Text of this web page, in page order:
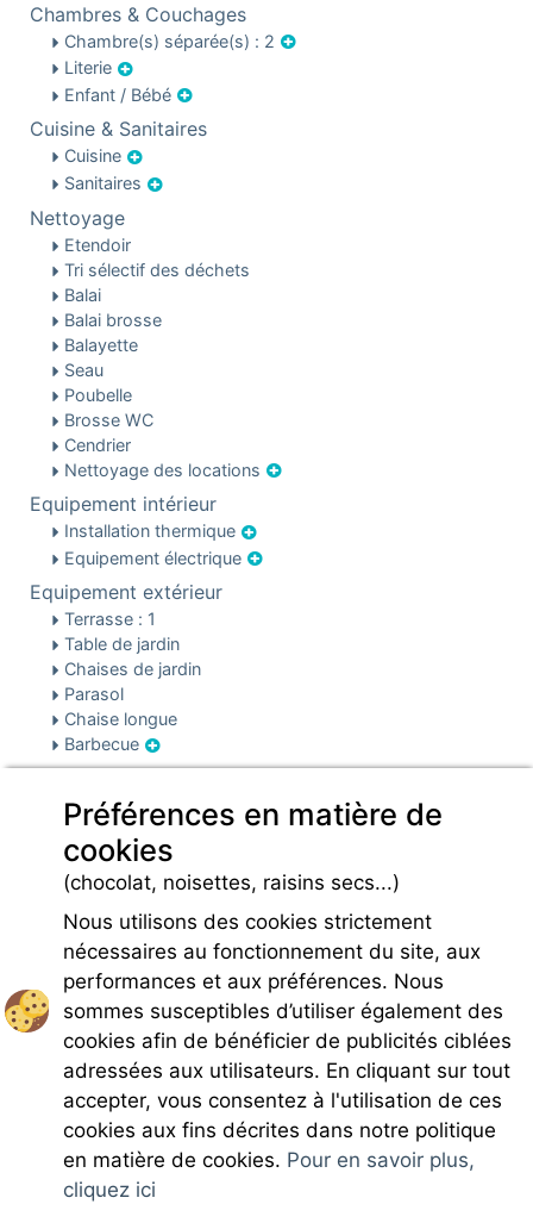
Chambres & Couchages
Chambre(s) séparée(s) : 2
Literie
Enfant / Bébé
Cuisine & Sanitaires
Cuisine
Sanitaires
Nettoyage
Etendoir
Tri sélectif des déchets
Balai
Balai brosse
Balayette
Seau
Poubelle
Brosse WC
Cendrier
Nettoyage des locations
Equipement intérieur
Installation thermique
Equipement électrique
Equipement extérieur
Terrasse : 1
Table de jardin
Chaises de jardin
Parasol
Chaise longue
Barbecue
Sécurité
Parking
Infos pré et post réservation
Caution locative
Rejoignez-nous
Préférences en matière de
cookies
(chocolat, noisettes, raisins secs...)
Nous utilisons des cookies strictement
nécessaires au fonctionnement du site, aux
performances et aux préférences. Nous
sommes susceptibles d’utiliser également des
cookies afin de bénéficier de publicités ciblées
adressées aux utilisateurs. En cliquant sur tout
accepter, vous consentez à l'utilisation de ces
cookies aux fins décrites dans notre politique
en matière de cookies. Pour en savoir plus,
cliquez ici